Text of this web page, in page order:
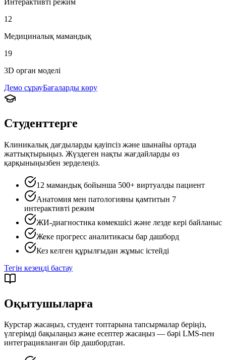
12
Медициналық мамандық
19
3D орган моделі
Демо сұрауБағаларды көру
Студенттерге
Клиникалық дағдыларды қауіпсіз және шынайы ортада
жаттықтырыңыз. Жүздеген нақты жағдайларды өз
қарқыныңызбен зерделеңіз.
12 мамандық бойынша 500+ виртуалды пациент
Анатомия мен патологияны қамтитын 7
интерактивті режим
ЖИ-диагностика көмекшісі және лезде кері байланыс
Жеке прогресс аналитикасы бар дашборд
Кез келген құрылғыдан жұмыс істейді
Тегін кезеңді бастау
Оқытушыларға
Курстар жасаңыз, студент топтарына тапсырмалар беріңіз,
үлгерімді бақылаңыз және есептер жасаңыз — бәрі LMS-пен
интеграцияланған бір дашбордтан.